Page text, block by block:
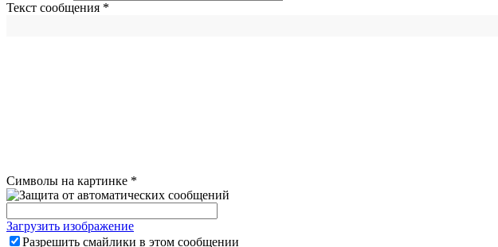
Текст сообщения *
Символы на картинке *
Загрузить изображение
Разрешить смайлики в этом сообщении